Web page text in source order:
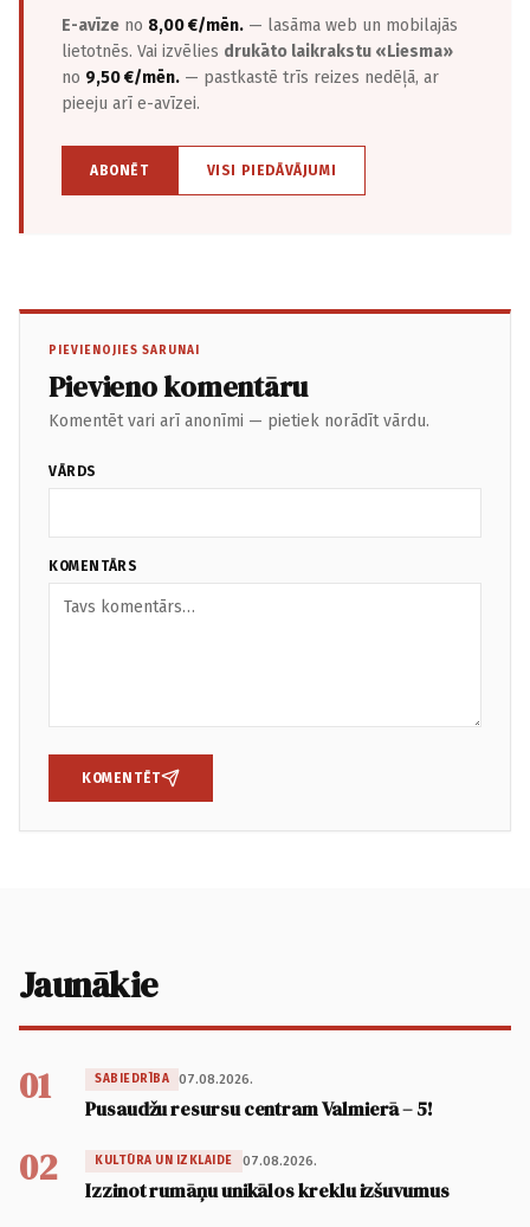
E-avīze no 8,00 €/mēn. — lasāma web un mobilajās
lietotnēs. Vai izvēlies drukāto laikrakstu «Liesma»
no 9,50 €/mēn. — pastkastē trīs reizes nedēļā, ar
pieeju arī e-avīzei.
ABONĒT VISI PIEDĀVĀJUMI
PIEVIENOJIES SARUNAI
Pievieno komentāru
Komentēt vari arī anonīmi — pietiek norādīt vārdu.
VĀRDS
KOMENTĀRS
KOMENTĒT
Jaunākie
01 SABIEDRĪBA 07.08.2026.
Pusaudžu resursu centram Valmierā – 5!
02 KULTŪRA UN IZKLAIDE 07.08.2026.
Izzinot rumāņu unikālos kreklu izšuvumus